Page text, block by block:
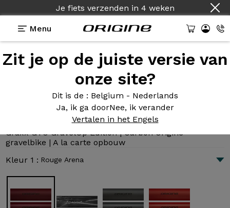
Je fiets verzenden in 4 weken
Menu
Zit je op de juiste versie van
onze site?
Dit is de : Belgium - Nederlands
Ja, ik ga doorNee, ik verander
Vertalen in het Engels
Presentatie Technologie
Graxx GTO GravelUp Edition
Graxx GTO GravelUp Edition | Carbon Origine
gravelbike | A la carte opbouw
Kleur 1 : Rouge Arena